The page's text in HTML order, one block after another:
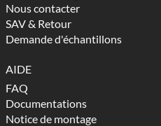
Nous contacter
SAV & Retour
Demande d'échantillons
AIDE
FAQ
Documentations
Notice de montage